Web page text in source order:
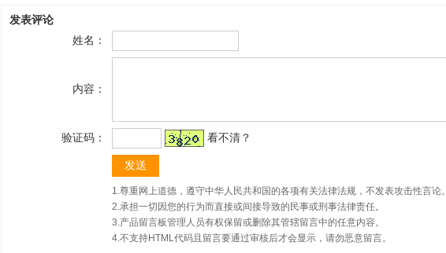
发表评论
姓名：
内容：
验证码： 看不清？
1.尊重网上道德，遵守中华人民共和国的各项有关法律法规，不发表攻击性言论。
2.承担一切因您的行为而直接或间接导致的民事或刑事法律责任。
3.产品留言板管理人员有权保留或删除其管辖留言中的任意内容。
4.不支持HTML代码且留言要通过审核后才会显示，请勿恶意留言。